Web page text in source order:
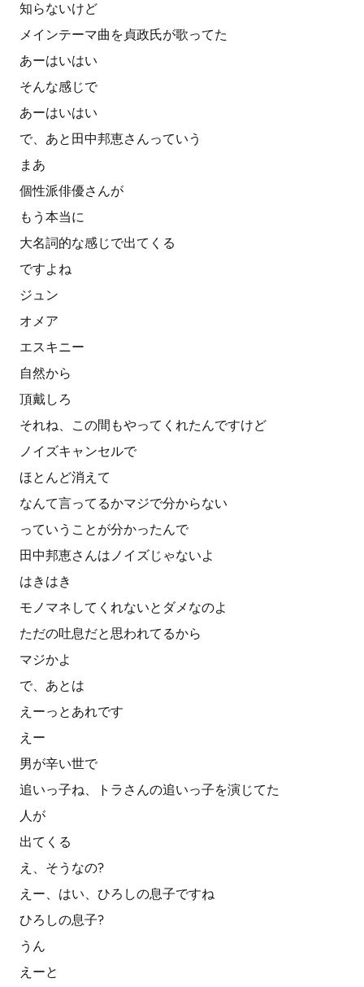
知らないけど
メインテーマ曲を貞政氏が歌ってた
あーはいはい
そんな感じで
あーはいはい
で、あと田中邦恵さんっていう
まあ
個性派俳優さんが
もう本当に
大名詞的な感じで出てくる
ですよね
ジュン
オメア
エスキニー
自然から
頂戴しろ
それね、この間もやってくれたんですけど
ノイズキャンセルで
ほとんど消えて
なんて言ってるかマジで分からない
っていうことが分かったんで
田中邦恵さんはノイズじゃないよ
はきはき
モノマネしてくれないとダメなのよ
ただの吐息だと思われてるから
マジかよ
で、あとは
えーっとあれです
えー
男が辛い世で
追いっ子ね、トラさんの追いっ子を演じてた
人が
出てくる
え、そうなの?
えー、はい、ひろしの息子ですね
ひろしの息子?
うん
えーと